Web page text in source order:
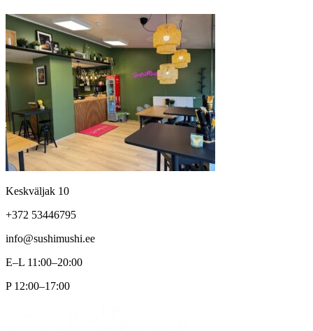
Keskväljak 10
+372 53446795
info@sushimushi.ee
E–L 11:00–20:00
P 12:00–17:00